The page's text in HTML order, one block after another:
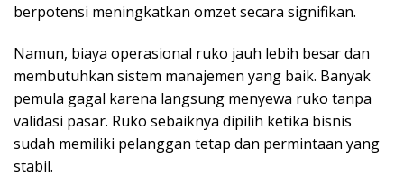
berpotensi meningkatkan omzet secara signifikan.
Namun, biaya operasional ruko jauh lebih besar dan
membutuhkan sistem manajemen yang baik. Banyak
pemula gagal karena langsung menyewa ruko tanpa
validasi pasar. Ruko sebaiknya dipilih ketika bisnis
sudah memiliki pelanggan tetap dan permintaan yang
stabil.